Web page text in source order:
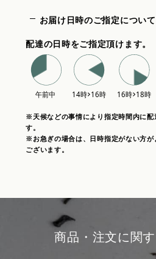
お届け日時のご指定について
配達の日時をご指定頂けます。
※天候などの事情により指定時間内に配
す。
※お急ぎの場合は、日時指定がない方
ございます。
商品・注文に関